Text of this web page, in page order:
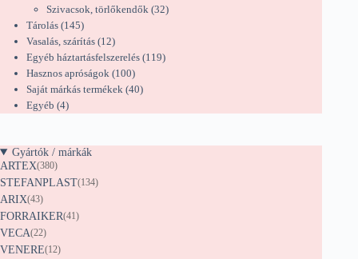
termék
Szivacsok, törlőkendők 3232
Tárolás 145145
termék
Vasalás, szárítás 1212
termék
Egyéb háztartásfelszerelés 119119
Hasznos apróságok 100100
termék
Saját márkás termékek 4040
Egyéb 44
Gyártók / márkák
ARTEX(380)
STEFANPLAST(134)
ARIX(43)
FORRAIKER(41)
VECA(22)
VENERE(12)